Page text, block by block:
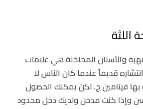
والأسنان المخلخلة هي علامات
قديماً عندما كان الناس لا
فيتامين ج. لكن يمكنك الحصول
وإذا كنت مدخن ولديك دخل محدود